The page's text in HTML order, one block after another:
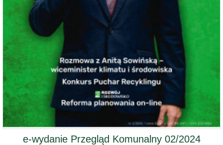
e-wydanie Przegląd Komunalny 02/2024